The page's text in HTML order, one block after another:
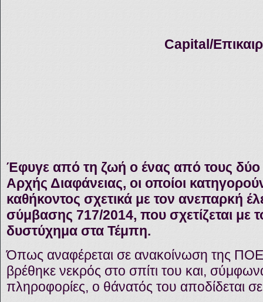
Capital/
Έφυγε από τη ζωή ο ένας από τους δύο
Αρχής Διαφάνειας, οι οποίοι
καθήκοντος σχετικά με τον ανεπαρκή
σύμβασης 717/2014, που σχετίζεται με
δυστύχημα στα Τέμπη.
Όπως αναφέρεται σε ανακοίνωση της
βρέθηκε νεκρός στο σπίτι του και,
πληροφορίες, ο θάνατός του αποδίδεται